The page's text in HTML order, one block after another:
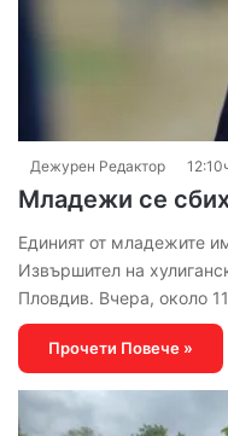
Дежурен Редактор
Младежи се
Единият от младежите
Извършител на
Пловдив. Вчера, около
Прочети Повече »